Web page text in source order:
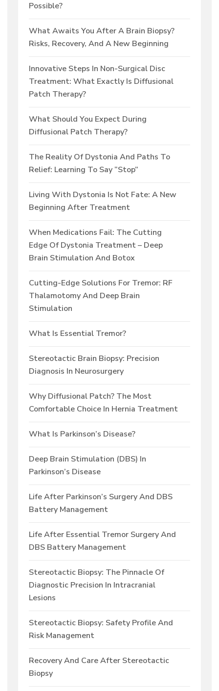
Possible?
What Awaits You After A Brain Biopsy?
Risks, Recovery, And A New Beginning
Innovative Steps In Non-Surgical Disc
Treatment: What Exactly Is Diffusional
Patch Therapy?
What Should You Expect During
Diffusional Patch Therapy?
The Reality Of Dystonia And Paths To
Relief: Learning To Say “Stop”
Living With Dystonia Is Not Fate: A New
Beginning After Treatment
When Medications Fail: The Cutting
Edge Of Dystonia Treatment – Deep
Brain Stimulation And Botox
Cutting-Edge Solutions For Tremor: RF
Thalamotomy And Deep Brain
Stimulation
What Is Essential Tremor?
Stereotactic Brain Biopsy: Precision
Diagnosis In Neurosurgery
Why Diffusional Patch? The Most
Comfortable Choice In Hernia Treatment
What Is Parkinson’s Disease?
Deep Brain Stimulation (DBS) In
Parkinson’s Disease
Life After Parkinson’s Surgery And DBS
Battery Management
Life After Essential Tremor Surgery And
DBS Battery Management
Stereotactic Biopsy: The Pinnacle Of
Diagnostic Precision In Intracranial
Lesions
Stereotactic Biopsy: Safety Profile And
Risk Management
Recovery And Care After Stereotactic
Biopsy